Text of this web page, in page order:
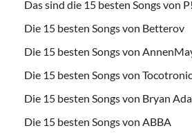
Das sind die 15 besten Songs von
Die 15 besten Songs von Betterov
Die 15 besten Songs von
Die 15 besten Songs von Tocotronic
Die 15 besten Songs von Bryan
Die 15 besten Songs von ABBA